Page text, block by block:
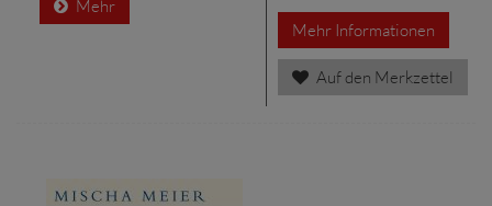
Mehr
Mehr Informationen
Auf den Merkzettel